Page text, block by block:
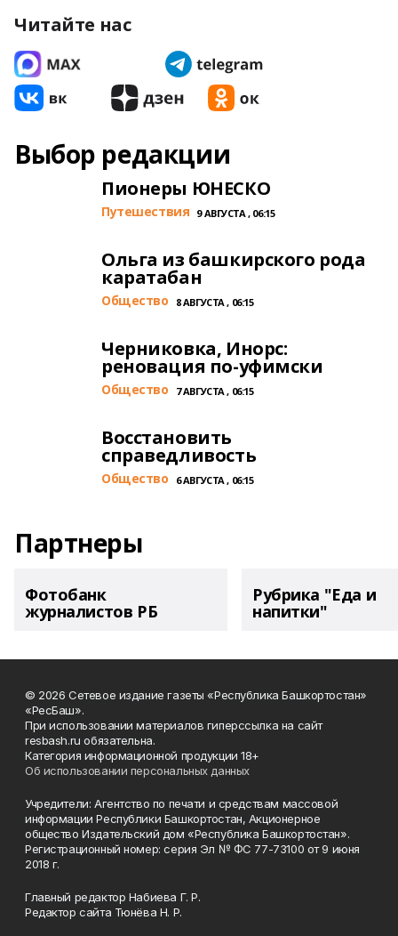
Читайте нас
Выбор редакции
Пионеры ЮНЕСКО
Путешествия 9 АВГУСТА , 06:15
Ольга из башкирского рода
каратабан
Общество 8 АВГУСТА , 06:15
Черниковка, Инорс:
реновация по-уфимски
Общество 7 АВГУСТА , 06:15
Восстановить
справедливость
Общество 6 АВГУСТА , 06:15
Партнеры
Фотобанк
журналистов РБ
Рубрика "Еда и
напитки"
© 2026 Сетевое издание газеты «Республика Башкортостан»
«РесБаш».
При использовании материалов гиперссылка на сайт
resbash.ru обязательна.
Категория информационной продукции 18+
Об использовании персональных данных
Учредители: Агентство по печати и средствам массовой
информации Республики Башкортостан, Акционерное
общество Издательский дом «Республика Башкортостан».
Регистрационный номер: серия Эл № ФС 77-73100 от 9 июня
2018 г.
Главный редактор Набиева Г. Р.
Редактор сайта Тюнёва Н. Р.